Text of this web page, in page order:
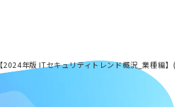
【2024年版 ITセキュリティトレンド概況_業種編